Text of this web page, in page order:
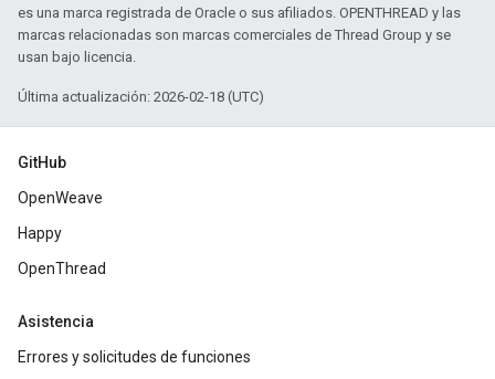
es una marca registrada de Oracle o sus afiliados. OPENTHREAD y las
marcas relacionadas son marcas comerciales de Thread Group y se
usan bajo licencia.
Última actualización: 2026-02-18 (UTC)
GitHub
OpenWeave
Happy
OpenThread
Asistencia
Errores y solicitudes de funciones